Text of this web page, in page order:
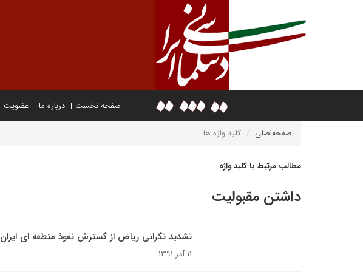
صفحه نخست درباره ما عضویت
صفحه‌اصلی کلید واژه ها
مطالب مرتبط با کلید واژه
داشتن مقبولیت
تشدید نگرانی ریاض از گسترش نفوذ منطقه ای ایران
۱۱ آذر ۱۳۹۱